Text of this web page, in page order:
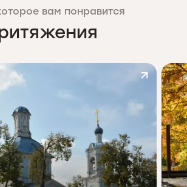
вам понравится